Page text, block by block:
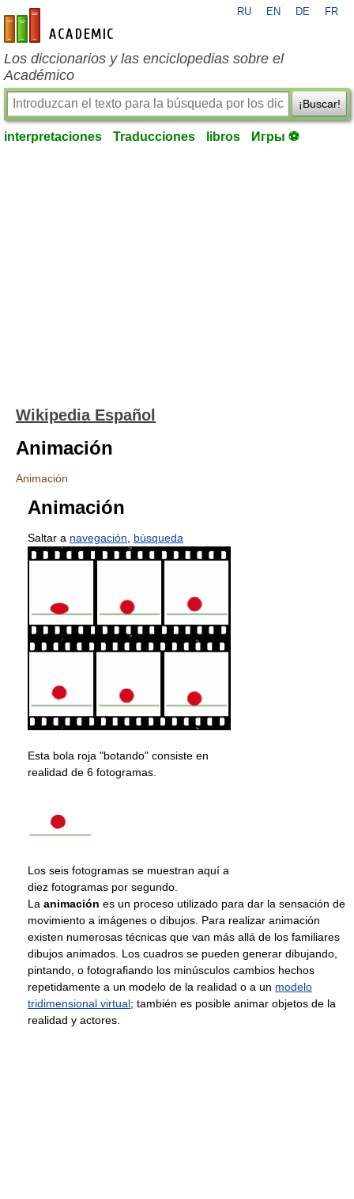
es-academic.com
RU EN DE FR
Los diccionarios y las enciclopedias sobre el
Académico
¡Buscar!
interpretaciones Traducciones libros Игры ⚽
Wikipedia Español
Animación
Animación
Animación
Saltar a navegación búsqueda
Esta bola roja "botando" consiste en
realidad de 6 fotogramas.
Los seis fotogramas se muestran aquí a
diez fotogramas por segundo.
La animación es un proceso utilizado para dar la sensación de
movimiento a imágenes o dibujos. Para realizar animación
existen numerosas técnicas que van más allá de los familiares
dibujos animados. Los cuadros se pueden generar dibujando,
pintando, o fotografiando los minúsculos cambios hechos
repetidamente a un modelo de la realidad o a un modelo
tridimensional virtual; también es posible animar objetos de la
realidad y actores.